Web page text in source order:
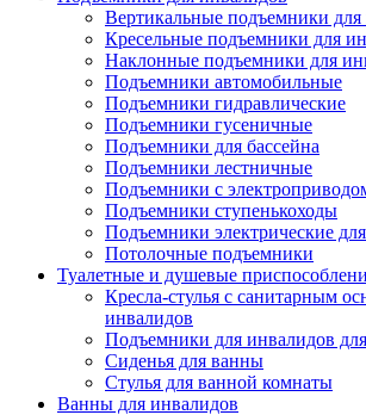
Вертикальные подъемники для
Кресельные подъемники для
Наклонные подъемники для
Подъемники автомобильные
Подъемники гидравлические
Подъемники гусеничные
Подъемники для бассейна
Подъемники лестничные
Подъемники с
Подъемники ступенькоходы
Подъемники электрические
Потолочные подъемники
Туалетные и душевые
Кресла-стулья с санитарным
инвалидов
Подъемники для инвалидов
Сиденья для ванны
Стулья для ванной комнаты
Ванны для инвалидов